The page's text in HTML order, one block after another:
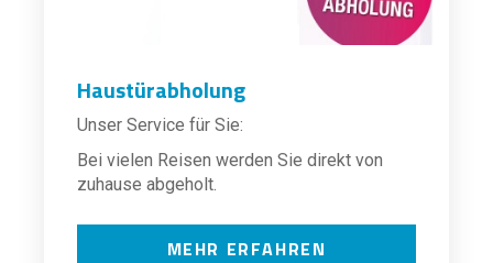
Haustürabholung
Unser Service für Sie:
Bei vielen Reisen werden Sie direkt von
zuhause abgeholt.
MEHR ERFAHREN